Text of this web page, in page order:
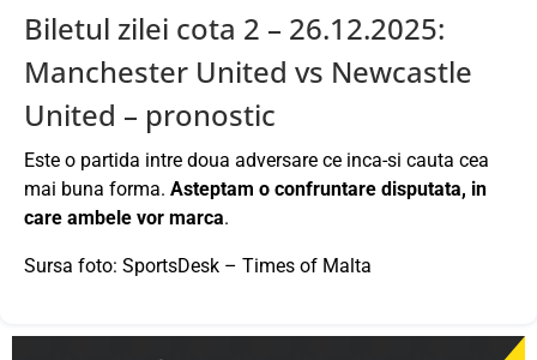
Biletul zilei cota 2 – 26.12.2025:
Manchester United vs Newcastle
United – pronostic
Este o partida intre doua adversare ce inca-si cauta cea
mai buna forma. Asteptam o confruntare disputata, in
care ambele vor marca.
Sursa foto: SportsDesk – Times of Malta